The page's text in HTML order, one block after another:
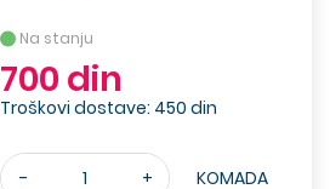
Na stanju
700 din
Troškovi dostave: 450 din
- + KOMADA